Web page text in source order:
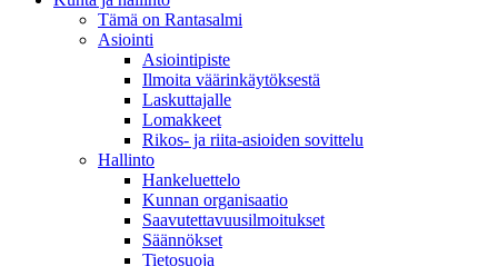
Tämä on Rantasalmi
Asiointi
Asiointipiste
Ilmoita väärinkäytöksestä
Laskuttajalle
Lomakkeet
Rikos- ja riita-asioiden sovittelu
Hallinto
Hankeluettelo
Kunnan organisaatio
Saavutettavuusilmoitukset
Säännökset
Tietosuoja